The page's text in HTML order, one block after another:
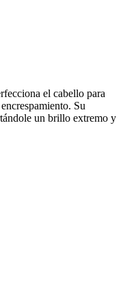
el cabello para
Su
un brillo extremo y